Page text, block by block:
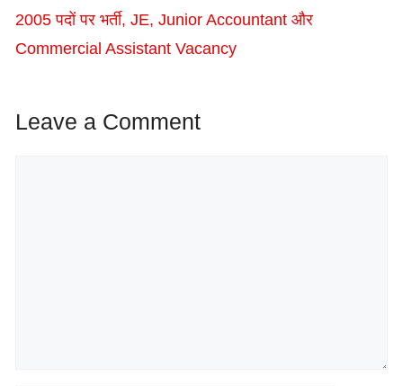
2005 पदों पर भर्ती, JE, Junior Accountant और
Commercial Assistant Vacancy
Leave a Comment